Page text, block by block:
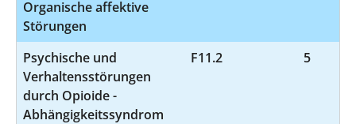
Organische affektive
Störungen
Psychische und
Verhaltensstörungen
durch Opioide -
Abhängigkeitssyndrom
F11.2 5